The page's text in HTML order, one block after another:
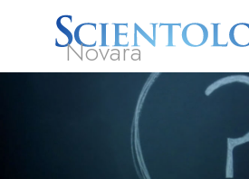
Novara
Che cos’è
Scientology?